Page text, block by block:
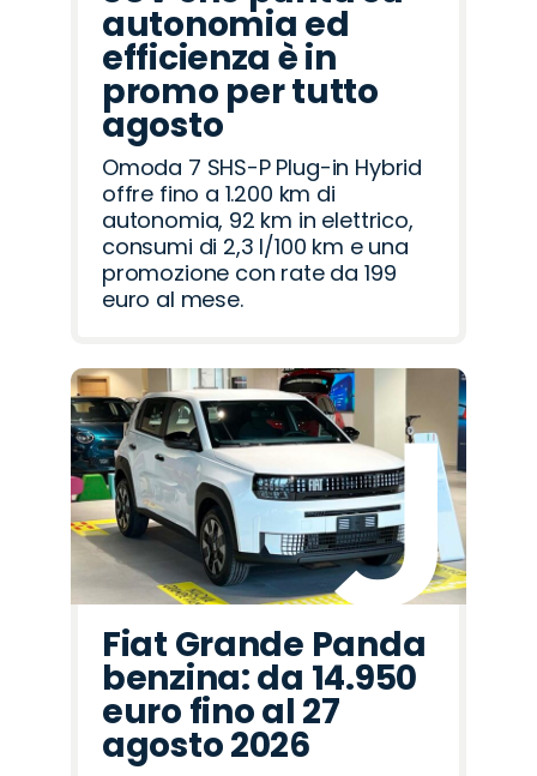
autonomia ed
efficienza è in
promo per tutto
agosto
Omoda 7 SHS-P Plug-in Hybrid
offre fino a 1.200 km di
autonomia, 92 km in elettrico,
consumi di 2,3 l/100 km e una
promozione con rate da 199
euro al mese.
Fiat Grande Panda
benzina: da 14.950
euro fino al 27
agosto 2026